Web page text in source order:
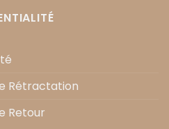
Rétractation
Retour